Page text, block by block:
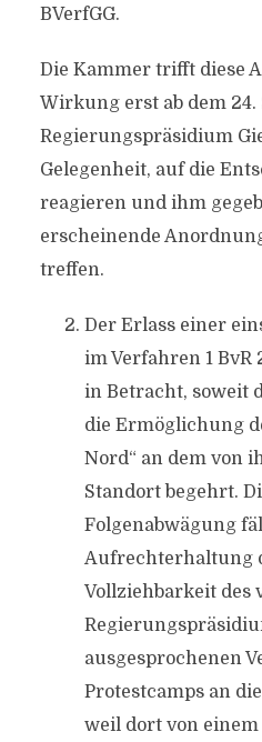
BVerfGG.
Die Kammer trifft diese
Wirkung erst ab dem 24.
Regierungspräsidium
Gelegenheit, auf die
reagieren und ihm
erscheinende
treffen.
Der Erlass einer
im Verfahren 1
in Betracht, soweit
die Ermöglichung
Nord“ an dem von
Standort begehrt.
Folgenabwägung
Aufrechterhaltung
Vollziehbarkeit des
ausgesprochenen
Protestcamps an
weil dort von